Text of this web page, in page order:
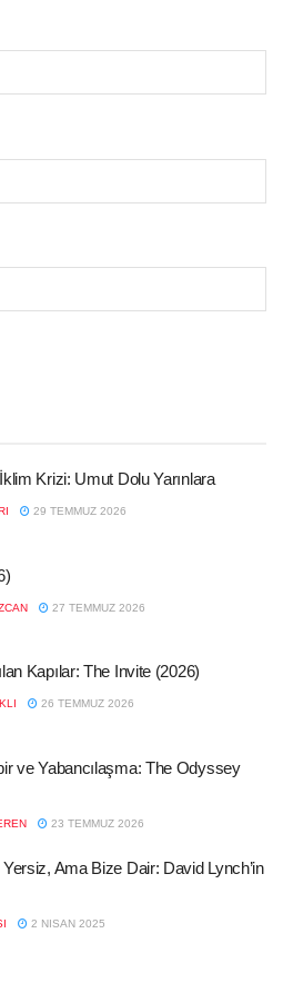
Krizi: Umut Dolu Yarınlara
29 TEMMUZ 2026
27 TEMMUZ 2026
Kapılar: The Invite (2026)
26 TEMMUZ 2026
ve Yabancılaşma: The Odyssey
23 TEMMUZ 2026
Ama Bize Dair: David Lynch’in
2 NISAN 2025